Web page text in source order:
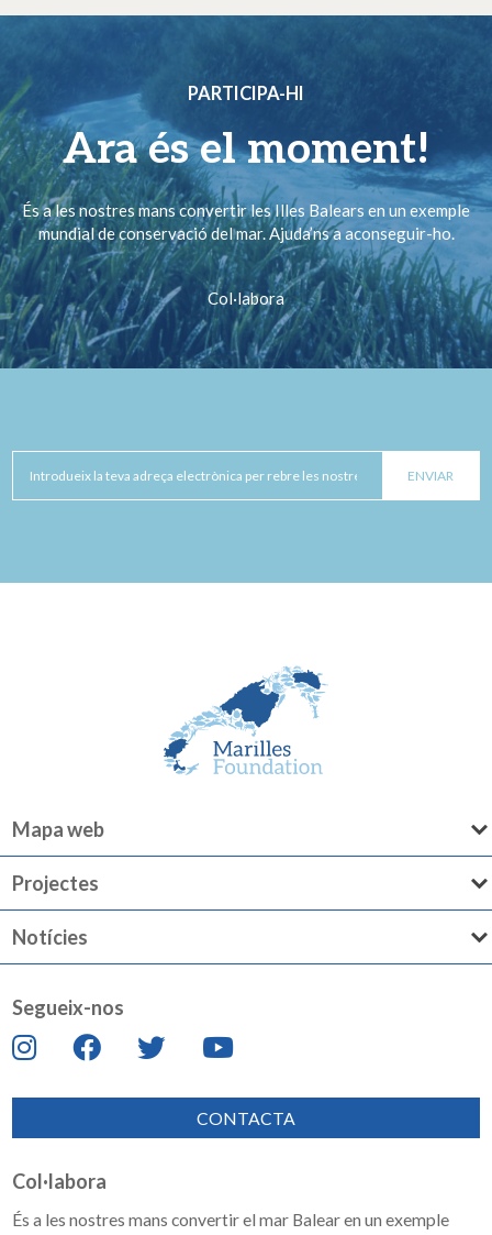
PARTICIPA-HI
Ara és el moment!
És a les nostres mans convertir les Illes Balears en un exemple
mundial de conservació del mar. Ajuda’ns a aconseguir-ho.
Col·labora
Mapa web
Projectes
Notícies
Segueix-nos
CONTACTA
Col·labora
És a les nostres mans convertir el mar Balear en un exemple